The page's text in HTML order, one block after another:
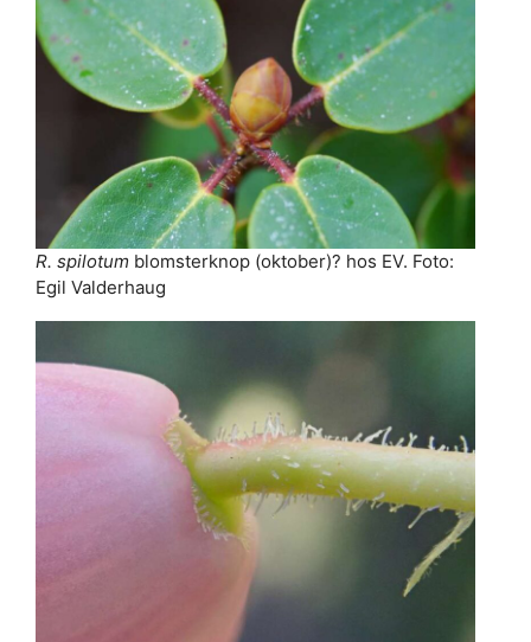
R. spilotum blomsterknop (oktober)? hos EV. Foto:
Egil Valderhaug